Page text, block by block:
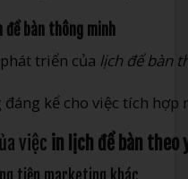
để bàn thông minh
triển của lịch để bàn
kể cho việc tích
việc in lịch để bàn theo